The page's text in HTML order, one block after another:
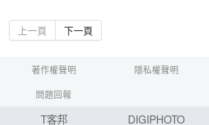
上一頁 下一頁
著作權聲明
隱私權聲明
問題回報
T客邦 DIGIPHOTO